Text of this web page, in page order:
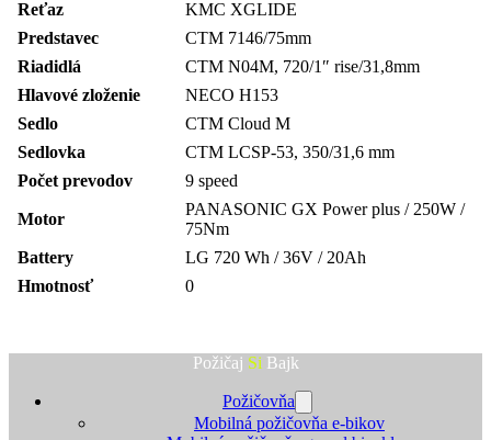
Reťaz
KMC XGLIDE
Predstavec
CTM 7146/75mm
Riadidlá
CTM N04M, 720/1″ rise/31,8mm
Hlavové zloženie
NECO H153
Sedlo
CTM Cloud M
Sedlovka
CTM LCSP-53, 350/31,6 mm
Počet prevodov
9 speed
Motor
PANASONIC GX Power plus / 250W /
75Nm
Battery
LG 720 Wh / 36V / 20Ah
Hmotnosť
0
Požičaj Si Bajk
Požičovňa
Mobilná požičovňa e-bikov